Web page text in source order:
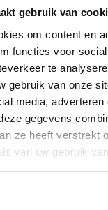
gebruik van
om content en
functies voor
te
gebruik van onze
media, adverteren
gegevens
ze heeft verstrekt
van uw gebruik
nieuw
€46,00
aan